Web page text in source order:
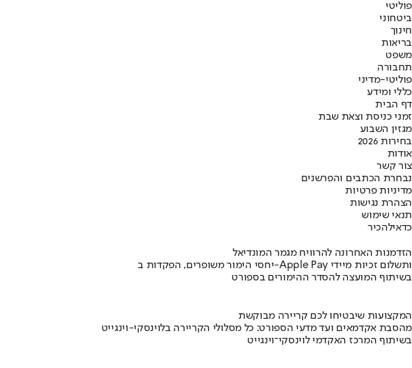
פוליטי
ביטחוני
חינוך
בריאות
משפט
תחבורה
פוליטי-מדיני
כללי ומידע
דף הבית
זמני כניסת וצאת שבת
מגזין השבוע
בחירות 2026
אודות
צור קשר
נבחרת הכתבים והפרשנים
מדיניות פרטיות
הצהרת נגישות
תנאי שימוש
כדאילהכיר
הזדמנות האחרונה להרוויח מגמר המונדיאל
יחסי הימור משופרים, הפקדות ב-Apple Pay ותשלום זכיות מיידי
בשיתוף המועצה להסדר ההימורים בספורט
המקצועות שיבטיחו לכם קריירה מבוקשת
מהסבת אקדמאים ועד מדעי הספורט: כל מסלולי הקריירה בלוינסקי-וינגייט
בשיתוף המרכז האקדמי לוינסקי־וינגייט